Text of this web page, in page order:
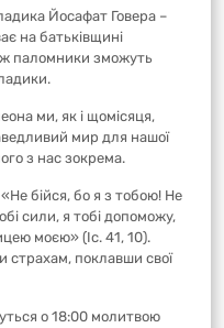
Йосафат Говера –
на батьківщині
паломники зможуть
ми, як і щомісяця,
мир для нашої
з нас зокрема.
бійся, бо я з тобою! Не
сили, я тобі допоможу,
моєю» (Іс. 41, 10).
страхам, поклавши свої
о 18:00 молитвою